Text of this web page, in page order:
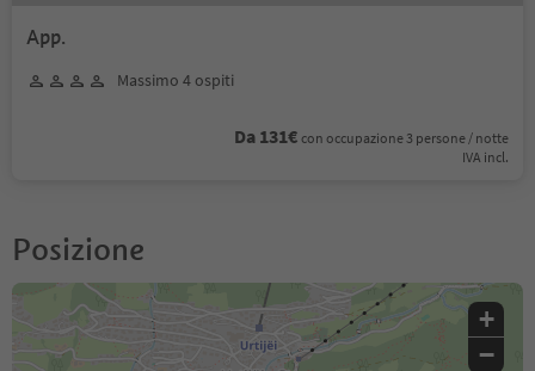
App.
Massimo 4 ospiti
Da 131€ con occupazione 3 persone / notte
IVA incl.
Posizione
+
−